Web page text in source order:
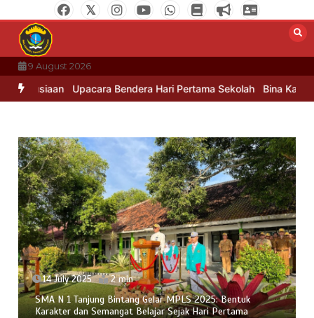
to
content
9 August 2026
Upacara Bendera Hari Pertama Sekolah Bina Karakter di
14 July 2025 2 min
SMA N 1 Tanjung Bintang Gelar MPLS 2025: Bentuk
Karakter dan Semangat Belajar Sejak Hari Pertama